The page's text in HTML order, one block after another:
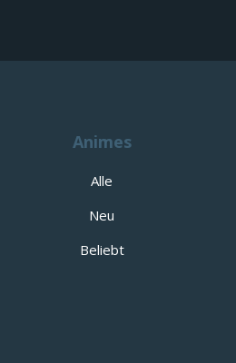
Animes
Alle
Neu
Beliebt